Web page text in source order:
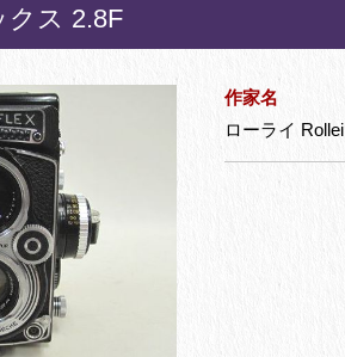
クス 2.8F
作家名
ローライ Rollei